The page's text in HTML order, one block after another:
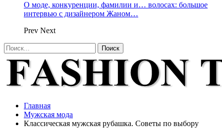
О моде, конкуренции, фамилии и… волосах: большое
интервью с дизайнером Жаном…
Prev Next
Главная
Мужская мода
Классическая мужская рубашка. Советы по выбору